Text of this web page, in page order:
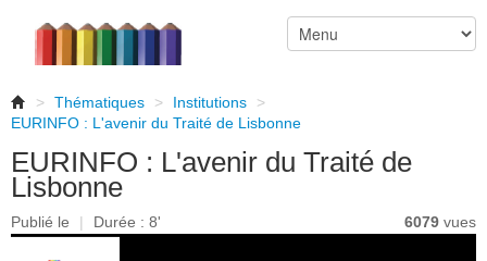
> Thématiques > Institutions
>
EURINFO : L'avenir du Traité de Lisbonne
EURINFO : L'avenir du Traité de
Lisbonne
Publié le | Durée : 8' 6079 vues